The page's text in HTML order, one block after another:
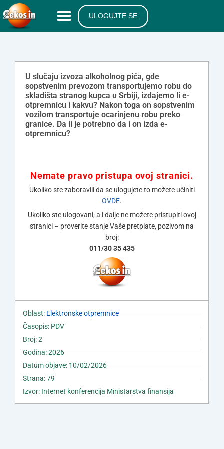
ULOGUJTE SE
U slučaju izvoza alkoholnog pića, gde
sopstvenim prevozom transportujemo robu do
skladišta stranog kupca u Srbiji, izdajemo li e-
otpremnicu i kakvu? Nakon toga on sopstvenim
vozilom transportuje ocarinjenu robu preko
granice. Da li je potrebno da i on izda e-
otpremnicu?
Nemate pravo pristupa ovoj stranici.
Ukoliko ste zaboravili da se ulogujete to možete učiniti
OVDE.
Ukoliko ste ulogovani, a i dalje ne možete pristupiti ovoj
stranici – proverite stanje Vaše pretplate, pozivom na
broj:
011/30 35 435
Oblast:Elektronske otpremnice
Časopis: PDV
Broj: 2
Godina: 2026
Datum objave: 10/02/2026
Strana: 79
Izvor: Internet konferencija Ministarstva finansija